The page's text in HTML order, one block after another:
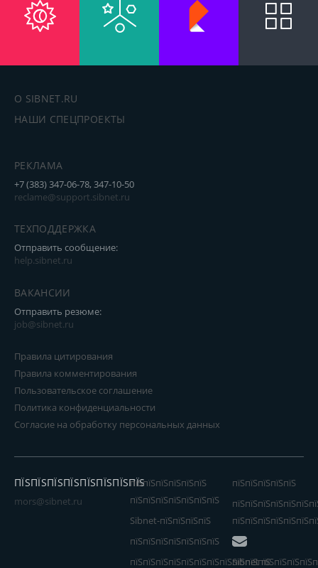
О SIBNET.RU
НАШИ СПЕЦПРОЕКТЫ
РЕКЛАМА
+7 (383) 347-06-78, 347-10-50
reclame@support.sibnet.ru
ТЕХПОДДЕРЖКА
Отправить сообщение:
help.sibnet.ru
ВАКАНСИИ
Отправить резюме:
job@sibnet.ru
Правила цитирования
Правила комментирования
Пользовательское соглашение
Политика конфиденциальности
Согласие на обработку персональных данных
ПЇЅПЇЅПЇЅПЇЅПЇЅПЇЅПЇЅПЇЅ
mors@sibnet.ru
пїЅпїЅпїЅпїЅпїЅпїЅ
пїЅпїЅпїЅпїЅпїЅпїЅпїЅ
Sibnet-пїЅпїЅпїЅпїЅ
пїЅпїЅпїЅпїЅпїЅ
пїЅпїЅпїЅпїЅпїЅпїЅпїЅ
пїЅпїЅпїЅпїЅпїЅпїЅпїЅпїЅпїЅпїЅпїЅ
Sibnet